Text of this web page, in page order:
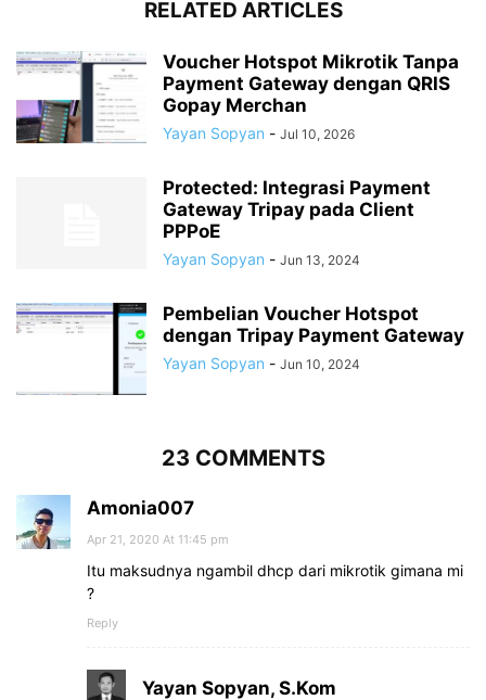
RELATED ARTICLES
Voucher Hotspot Mikrotik Tanpa
Payment Gateway dengan QRIS
Gopay Merchan
Yayan Sopyan - Jul 10, 2026
Protected: Integrasi Payment
Gateway Tripay pada Client
PPPoE
Yayan Sopyan - Jun 13, 2024
Pembelian Voucher Hotspot
dengan Tripay Payment Gateway
Yayan Sopyan - Jun 10, 2024
23 COMMENTS
Amonia007
Apr 21, 2020 At 11:45 pm
Itu maksudnya ngambil dhcp dari mikrotik gimana mi
?
Reply
Yayan Sopyan, S.Kom